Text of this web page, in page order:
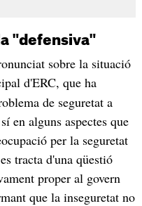
"defensiva"
sobre la situació
d'ERC, que ha
de seguretat a
en alguns aspectes que
per la seguretat
tracta d'una qüestió
proper al govern
que la inseguretat no